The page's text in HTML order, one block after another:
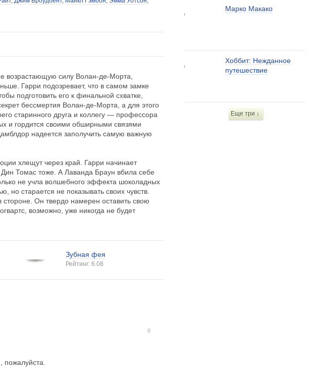
возрастающую силу Волан-де-Морта,
Гарри подозревает, что в самом замке
подготовить его к финальной схватке,
бессмертия Волан-де-Морта, а для этого
старинного друга и коллегу — профессора
и гордится своими обширными связями
надеется заполучить самую важную
хлещут через край. Гарри начинает
Томас тоже. А Лаванда Браун вбила себе
не учла волшебного эффекта шоколадных
старается не показывать своих чувств.
Он твердо намерен оставить свою
возможно, уже никогда не будет
Зубная фея
Рейтинг: 6.08
0
пожалуйста.
Марко Макако
Хоббит: Нежданное
путешествие
Еще три ↓